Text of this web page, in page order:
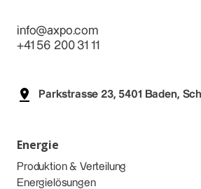
info@axpo.com
+41 56 200 31 11
Parkstrasse 23, 5401 Baden,
Energie
Produktion & Verteilung
Energielösungen